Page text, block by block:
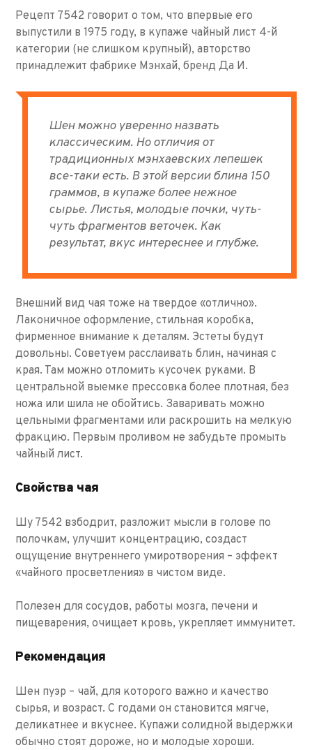
Рецепт 7542 говорит о том, что впервые его
выпустили в 1975 году, в купаже чайный лист 4-й
категории (не слишком крупный), авторство
принадлежит фабрике Мэнхай, бренд Да И.
Шен можно уверенно назвать
классическим. Но отличия от
традиционных мэнхаевских лепешек
все-таки есть. В этой версии блина 150
граммов, в купаже более нежное
сырье. Листья, молодые почки, чуть-
чуть фрагментов веточек. Как
результат, вкус интереснее и глубже.
Внешний вид чая тоже на твердое «отлично».
Лаконичное оформление, стильная коробка,
фирменное внимание к деталям. Эстеты будут
довольны. Советуем расслаивать блин, начиная с
края. Там можно отломить кусочек руками. В
центральной выемке прессовка более плотная, без
ножа или шила не обойтись. Заваривать можно
цельными фрагментами или раскрошить на мелкую
фракцию. Первым проливом не забудьте промыть
чайный лист.
Свойства чая
Шу 7542 взбодрит, разложит мысли в голове по
полочкам, улучшит концентрацию, создаст
ощущение внутреннего умиротворения – эффект
«чайного просветления» в чистом виде.
Полезен для сосудов, работы мозга, печени и
пищеварения, очищает кровь, укрепляет иммунитет.
Рекомендация
Шен пуэр – чай, для которого важно и качество
сырья, и возраст. С годами он становится мягче,
деликатнее и вкуснее. Купажи солидной выдержки
обычно стоят дороже, но и молодые хороши.